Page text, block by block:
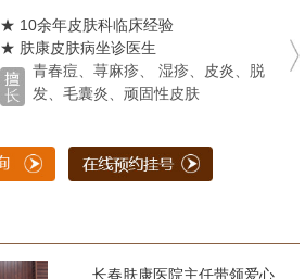
★ 10余年皮肤科临床经验
★ 肤康皮肤病坐诊医生
青春痘、荨麻疹、 湿疹、皮炎、脱
发、毛囊炎、顽固性皮肤
长春肤康医院主任带领爱心